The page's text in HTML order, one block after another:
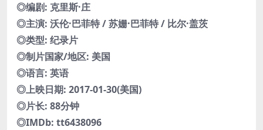
◎编剧: 克里斯·庄
◎主演: 沃伦·巴菲特 / 苏姗·巴菲特 / 比尔·盖茨
◎类型: 纪录片
◎制片国家/地区: 美国
◎语言: 英语
◎上映日期: 2017-01-30(美国)
◎片长: 88分钟
◎IMDb: tt6438096